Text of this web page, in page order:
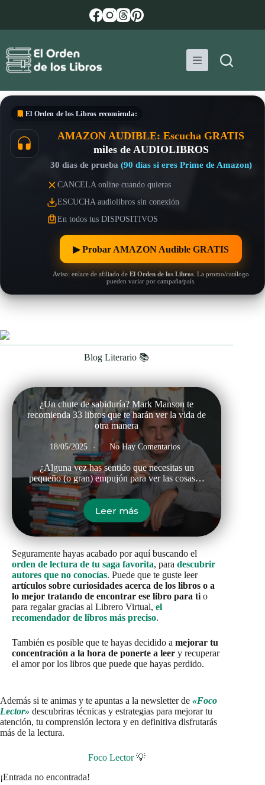
El Orden de los Libros recomienda:
AMAZON AUDIBLE: Escucha GRATIS
miles de AUDIOLIBROS
30 días de prueba (90 días si eres Prime de Amazon)
CANCELA online cuando quieras
ESCUCHA audiolibros sin conexión
En todos tus DISPOSITIVOS
▶︎ Probar AMAZON Audible GRATIS
Aviso: enlace de afiliado de El Orden de los Libros . La promo/catálogo
pueden variar por campaña/país.
Blog Literario 📚
¿Un chute de sabiduría? Mark Manson te
recomienda 33 libros que te harán ver la vida de
otra manera
18/05/2025 No Hay Comentarios
¿Alguna vez has sentido que necesitas un
pequeño (o gran) empujón para ver las cosas…
Leer más
Seguramente hayas acabado por aquí buscando el
orden de lectura de tu saga favorita, para descubrir
autores que no conocías. Puede que te guste leer
artículos sobre curiosidades acerca de los libros o a
lo mejor tratando de encontrar ese libro para ti o
para regalar gracias al Librero Virtual, el
recomendador de libros más preciso.
También es posible que te hayas decidido a mejorar tu
concentración a la hora de ponerte a leer y recuperar
el amor por los libros que puede que hayas perdido.
Además si te animas y te apuntas a la newsletter de «Foco
Lector» descubriras técnicas y estrategias para mejorar tu
atención, tu comprensión lectora y en definitiva disfrutarás
más de la lectura.
Foco Lector💡
¡Entrada no encontrada!